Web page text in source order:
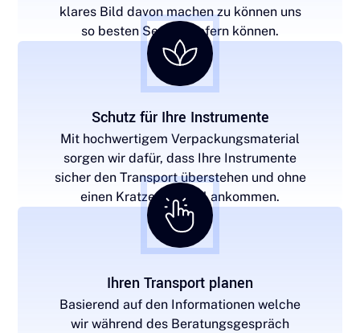
klares Bild davon machen zu können uns
so besten Service liefern können.
Schutz für Ihre Instrumente
Mit hochwertigem Verpackungsmaterial
sorgen wir dafür, dass Ihre Instrumente
sicher den Transport überstehen und ohne
einen Kratzer am Ziel ankommen.
Ihren Transport planen
Basierend auf den Informationen welche
wir während des Beratungsgespräch